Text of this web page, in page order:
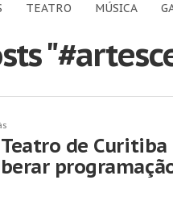
TEATRO MÚSICA
de Curitiba